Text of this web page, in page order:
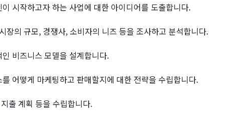
시작하고자 하는 사업에 대한 아이디어를 도출합니다.
장의 규모, 경쟁사, 소비자의 니즈 등을 조사하고 분석합니다.
비즈니스 모델을 설계합니다.
어떻게 마케팅하고 판매할지에 대한 전략을 수립합니다.
출 계획 등을 수립합니다.